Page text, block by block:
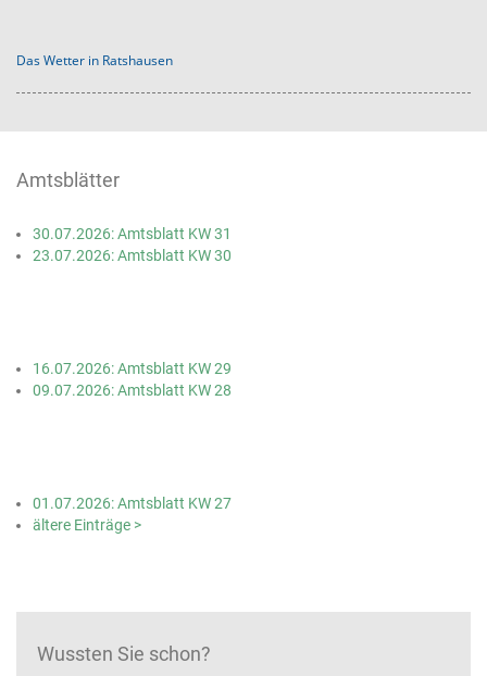
Das Wetter in Ratshausen
Amtsblätter
30.07.2026: Amtsblatt KW 31
23.07.2026: Amtsblatt KW 30
16.07.2026: Amtsblatt KW 29
09.07.2026: Amtsblatt KW 28
01.07.2026: Amtsblatt KW 27
ältere Einträge >
Wussten Sie schon?